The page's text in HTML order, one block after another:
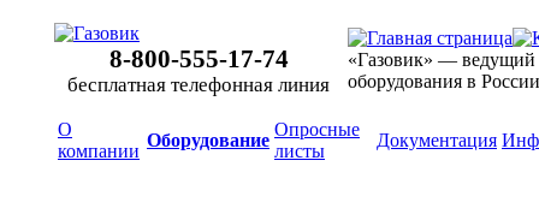
8-800-555-17-74
бесплатная телефонная линия
«Газовик» — ведущий
оборудования в России
О
компании
Оборудование
Опросные
листы
Документация